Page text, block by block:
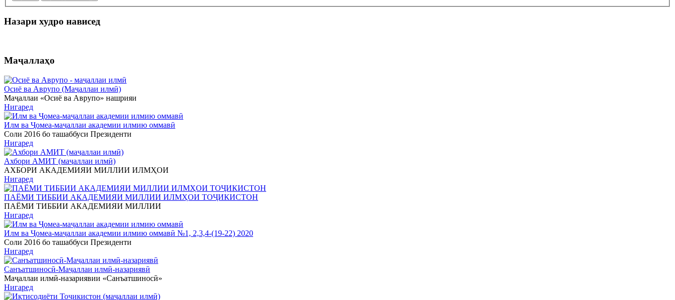
Назари худро нависед
Маҷаллаҳо
Осиё ва Аврупо (Маҷаллаи илмӣ)
Маҷаллаи «Осиё ва Аврупо» нашрияи
Нигаред
Илм ва Ҷомеа-маҷаллаи академии илмию оммавӣ
Соли 2016 бо ташаббуси Президенти
Нигаред
Ахбори АМИТ (маҷаллаи илмӣ)
АХБОРИ АКАДЕМИЯИ МИЛЛИИ ИЛМҲОИ
Нигаред
ПАЁМИ ТИББИИ АКАДЕМИЯИ МИЛЛИИ ИЛМҲОИ ТОҶИКИСТОН
ПАЁМИ ТИББИИ АКАДЕМИЯИ МИЛЛИИ
Нигаред
Илм ва Ҷомеа-маҷаллаи академии илмию оммавӣ №1, 2,3,4-(19-22) 2020
Соли 2016 бо ташаббуси Президенти
Нигаред
Санъатшиносӣ-Маҷаллаи илмӣ-назариявӣ
Маҷаллаи илмӣ-назариявии «Санъатшиносӣ»
Нигаред